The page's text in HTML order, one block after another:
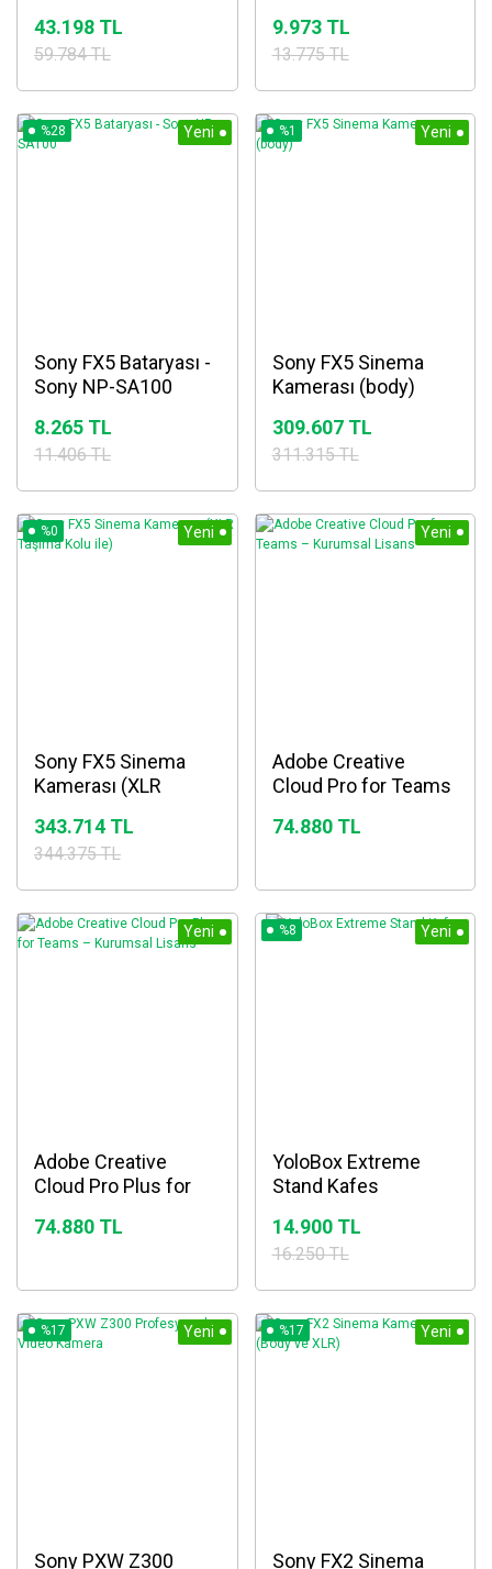
43.198 TL
59.784 TL
9.973 TL
13.775 TL
%28 Yeni
Sony FX5 Bataryası -
Sony NP-SA100
8.265 TL
11.406 TL
%1 Yeni
Sony FX5 Sinema
Kamerası (body)
309.607 TL
311.315 TL
%0 Yeni
Sony FX5 Sinema
Kamerası (XLR
343.714 TL
344.375 TL
Yeni
Adobe Creative
Cloud Pro for Teams
74.880 TL
Yeni
Adobe Creative
Cloud Pro Plus for
Lisans
74.880 TL
%8 Yeni
YoloBox Extreme
Stand Kafes
14.900 TL
16.250 TL
%17 Yeni
Sony PXW Z300
%17 Yeni
Sony FX2 Sinema